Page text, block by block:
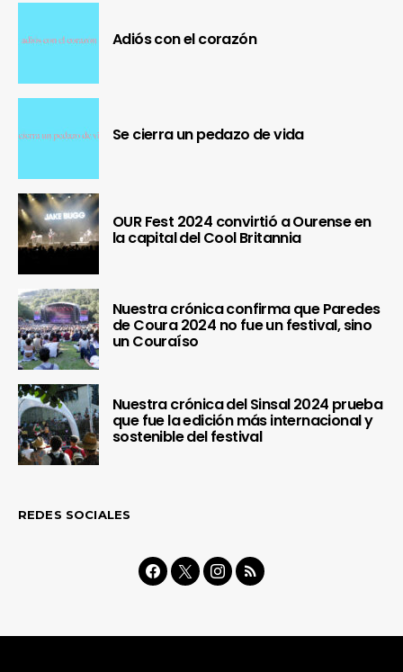
Adiós con el corazón
Se cierra un pedazo de vida
OUR Fest 2024 convirtió a Ourense en
la capital del Cool Britannia
Nuestra crónica confirma que Paredes
de Coura 2024 no fue un festival, sino
un Couraíso
Nuestra crónica del Sinsal 2024 prueba
que fue la edición más internacional y
sostenible del festival
REDES SOCIALES